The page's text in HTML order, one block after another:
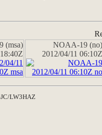
(msa)
NOAA-19 (no)
2012/04/11 06:10Z
LW3HAZ